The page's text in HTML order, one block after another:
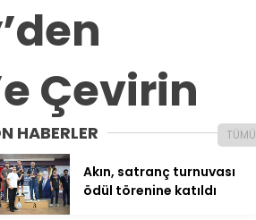
Çevirin
HABERLER TÜMÜ
Akın, satranç turnuvası
ödül törenine katıldı